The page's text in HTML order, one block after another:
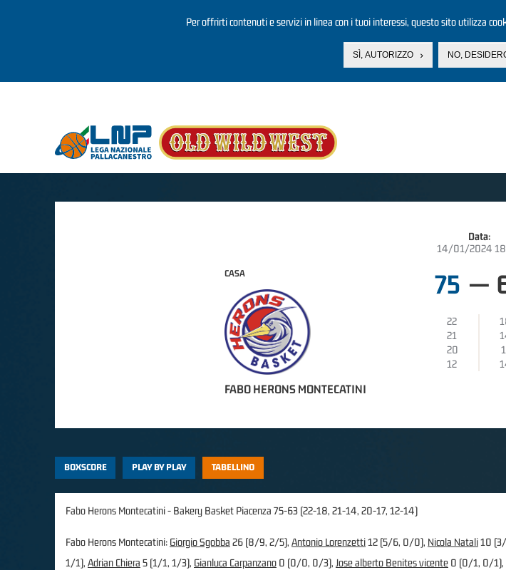
Per offrirti contenuti e servizi in linea con i tuoi interessi, questo sito utilizza
SÌ, AUTORIZZO NO,
Data:
14/01/2024
CASA
FABO HERONS MONTECATINI
75 —
22
21
20
12
BOXSCORE PLAY BY PLAY TABELLINO
Fabo Herons Montecatini - Bakery Basket Piacenza 75-63 (22-18, 21-14, 20-17, 12-14)
Fabo Herons Montecatini: Giorgio Sgobba 26 (8/9, 2/5), Antonio Lorenzetti12 (5/6, 0/0), Nicola Natali10
1/1), Adrian Chiera 5 (1/1, 1/3), Gianluca Carpanzano 0 (0/0, 0/3), Jose alberto Benites vicente 0 (0/1, 0/1),